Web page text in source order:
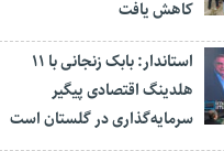
کاهش یافت
استاندار: بابک زنجانی با ۱۱
هلدینگ اقتصادی پیگیر
سرمایه‌گذاری در گلستان است